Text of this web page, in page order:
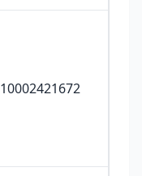
10002421672